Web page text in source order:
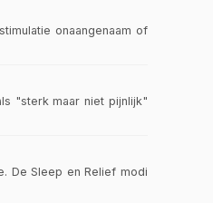
onaangenaam of
"sterk maar niet pijnlijk"
De Sleep en Relief modi